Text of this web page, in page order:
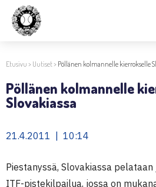
Etusivu > Uutiset> Pöllänen kolmannelle kierrokselle
Pöllänen kolmannelle
Slovakiassa
21.4.2011 | 10:14
Piestanyssä, Slovakiassa
ITF-pistekilpailua, jossa on